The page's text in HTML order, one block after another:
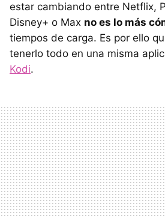
estar cambiando entre Netflix,
Disney+ o Max no es lo más
tiempos de carga. Es por ello
tenerlo todo en una misma
Kodi.